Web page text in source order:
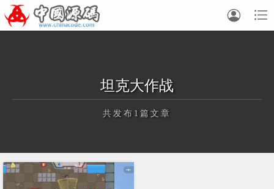


坦克大作战
共发布1篇文章
正在为您加载新内容